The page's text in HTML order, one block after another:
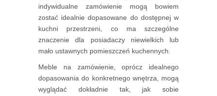
indywidualne zamówienie mogą bowiem
zostać idealnie dopasowane do dostępnej w
kuchni przestrzeni, co ma szczególne
znaczenie dla posiadaczy niewielkich lub
mało ustawnych pomieszczeń kuchennych.
Meble na zamówienie, oprócz idealnego
dopasowania do konkretnego wnętrza, mogą
wyglądać dokładnie tak, jak sobie